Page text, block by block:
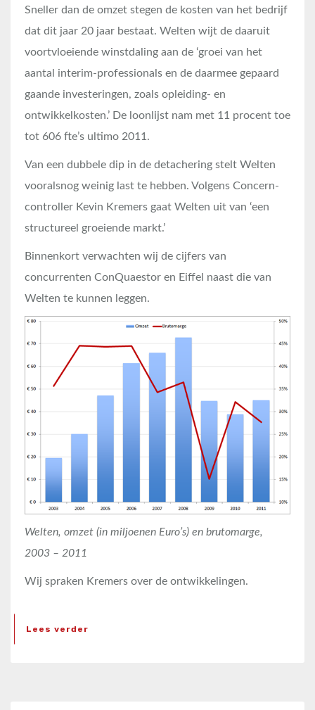
Sneller dan de omzet stegen de kosten van het bedrijf
dat dit jaar 20 jaar bestaat. Welten wijt de daaruit
voortvloeiende winstdaling aan de ‘groei van het
aantal interim-professionals en de daarmee gepaard
gaande investeringen, zoals opleiding- en
ontwikkelkosten.’ De loonlijst nam met 11 procent toe
tot 606 fte’s ultimo 2011.
Van een dubbele dip in de detachering stelt Welten
vooralsnog weinig last te hebben. Volgens Concern-
controller Kevin Kremers gaat Welten uit van ‘een
structureel groeiende markt.’
Binnenkort verwachten wij de cijfers van
concurrenten ConQuaestor en Eiffel naast die van
Welten te kunnen leggen.
Welten, omzet (in miljoenen Euro’s) en brutomarge,
2003 – 2011
Wij spraken Kremers over de ontwikkelingen.
Lees verder